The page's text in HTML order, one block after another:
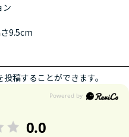
ン
9.5cm
稿することができます。
0.0